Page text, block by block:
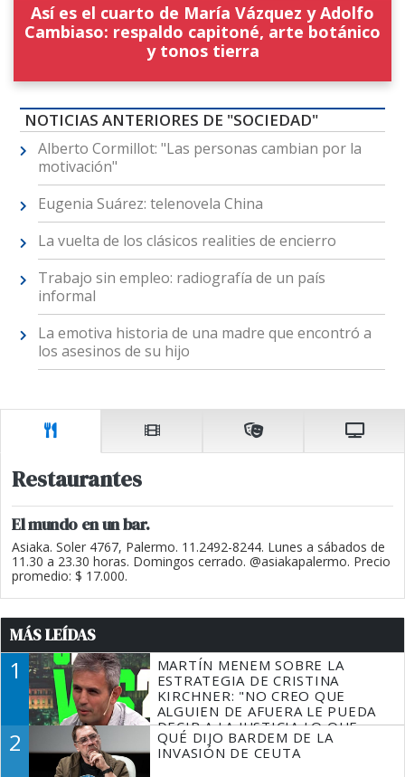
Así es el cuarto de María Vázquez y Adolfo
Cambiaso: respaldo capitoné, arte botánico
y tonos tierra
NOTICIAS ANTERIORES DE "SOCIEDAD"
Alberto Cormillot: "Las personas cambian por la
motivación"
Eugenia Suárez: telenovela China
La vuelta de los clásicos realities de encierro
Trabajo sin empleo: radiografía de un país
informal
La emotiva historia de una madre que encontró a
los asesinos de su hijo
Restaurantes
El mundo en un bar.
Asiaka. Soler 4767, Palermo. 11.2492-8244. Lunes a sábados de
11.30 a 23.30 horas. Domingos cerrado. @asiakapalermo. Precio
promedio: $ 17.000.
MÁS LEÍDAS
1
MARTÍN MENEM SOBRE LA
ESTRATEGIA DE CRISTINA
KIRCHNER: "NO CREO QUE
ALGUIEN DE AFUERA LE PUEDA
DECIR A LA JUSTICIA LO QUE
TIENE QUE HACER"
2
QUÉ DIJO BARDEM DE LA
INVASIÓN DE CEUTA